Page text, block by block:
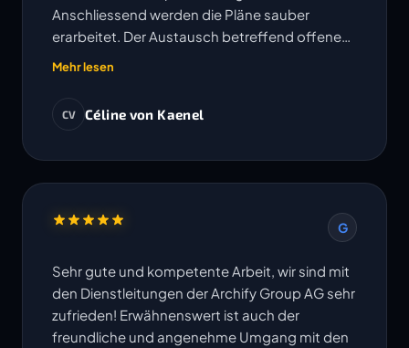
Anschliessend werden die Pläne sauber
erarbeitet. Der Austausch betreffend offenen
Fragen erfolgt sehr unkompliziert und
Termine werden eingehalten. Ich freue mich
Mehr lesen
CV Céline von Kaenel
G
Sehr gute und kompetente Arbeit, wir sind mit
den Dienstleitungen der Archify Group AG sehr
zufrieden! Erwähnenswert ist auch der
freundliche und angenehme Umgang mit den